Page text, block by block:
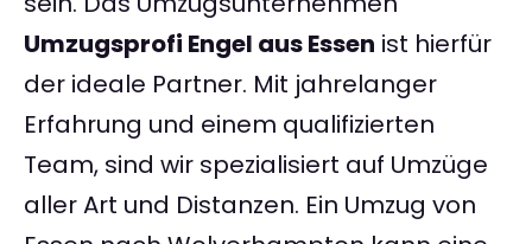
Umzugsprofi Engel aus Essen ist hierfür
der ideale Partner. Mit jahrelanger
Erfahrung und einem qualifizierten
Team, sind wir spezialisiert auf Umzüge
aller Art und Distanzen. Ein Umzug von